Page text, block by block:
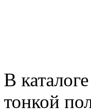
В
тонкой